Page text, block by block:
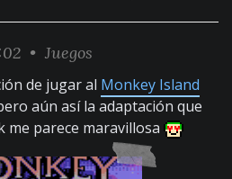
• Juegos
de jugar al Monkey Island
aún así la adaptación que
me parece maravillosa